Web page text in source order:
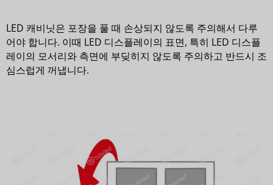
LED 캐비닛은 포장을 풀 때 손상되지 않도록 주의해서 다루
어야 합니다. 이때 LED 디스플레이의 표면, 특히 LED 디스플
레이의 모서리와 측면에 부딪히지 않도록 주의하고 반드시 조
심스럽게 꺼냅니다.